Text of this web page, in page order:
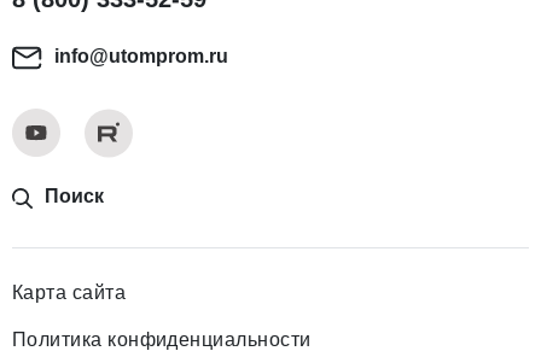
info@utomprom.ru
Поиск
Карта сайта
Политика конфиденциальности